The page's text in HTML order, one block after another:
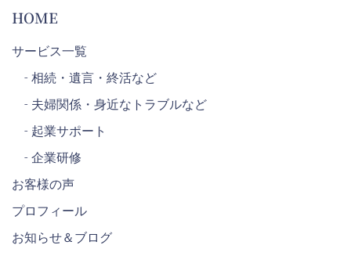
HOME
サービス一覧
- 相続・遺言・終活など
- 夫婦関係・身近なトラブルなど
- 起業サポート
- 企業研修
お客様の声
プロフィール
お知らせ＆ブログ